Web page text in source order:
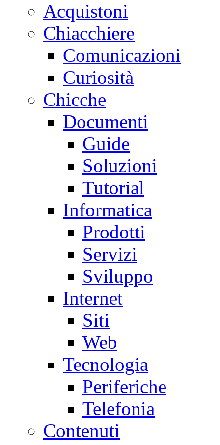
Acquistoni
Chiacchiere
Comunicazioni
Curiosità
Chicche
Documenti
Guide
Soluzioni
Tutorial
Informatica
Prodotti
Servizi
Sviluppo
Internet
Siti
Web
Tecnologia
Periferiche
Telefonia
Contenuti